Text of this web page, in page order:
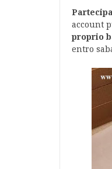
account
proprio
entro